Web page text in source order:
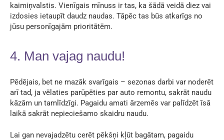
kaimiņvalstis. Vienīgais mīnuss ir tas, ka šādā veidā diez vai
izdosies ietaupīt daudz naudas. Tāpēc tas būs atkarīgs no
jūsu personīgajām prioritātēm.
4. Man vajag naudu!
Pēdējais, bet ne mazāk svarīgais – sezonas darbi var noderēt
arī tad, ja vēlaties parūpēties par auto remontu, sakrāt naudu
kāzām un tamlīdzīgi. Pagaidu amati ārzemēs var palīdzēt īsā
laikā sakrāt nepieciešamo skaidru naudu.
Lai gan nevajadzētu cerēt pēkšņi kļūt bagātam, pagaidu